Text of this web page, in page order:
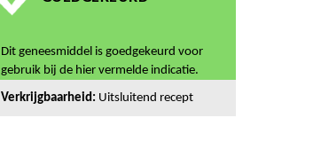
Dit geneesmiddel is goedgekeurd voor
gebruik bij de hier vermelde indicatie.
Verkrijgbaarheid: Uitsluitend recept